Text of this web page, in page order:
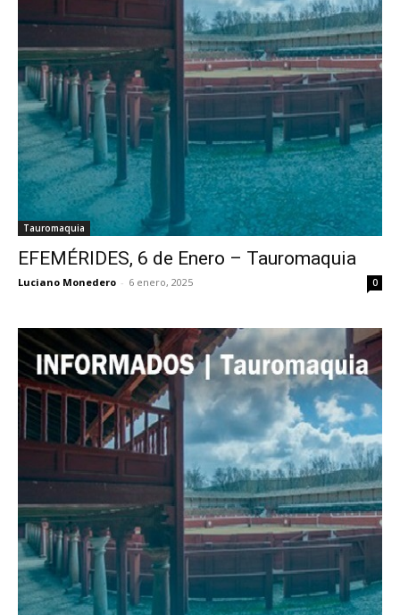
Tauromaquia
EFEMÉRIDES, 6 de Enero – Tauromaquia
Luciano Monedero - 6 enero, 2025 0